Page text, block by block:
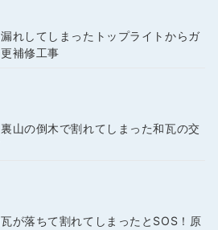
れしてしまったトップライトからガ
補修工事
山の倒木で割れてしまった和瓦の交
が落ちて割れてしまったとSOS！原